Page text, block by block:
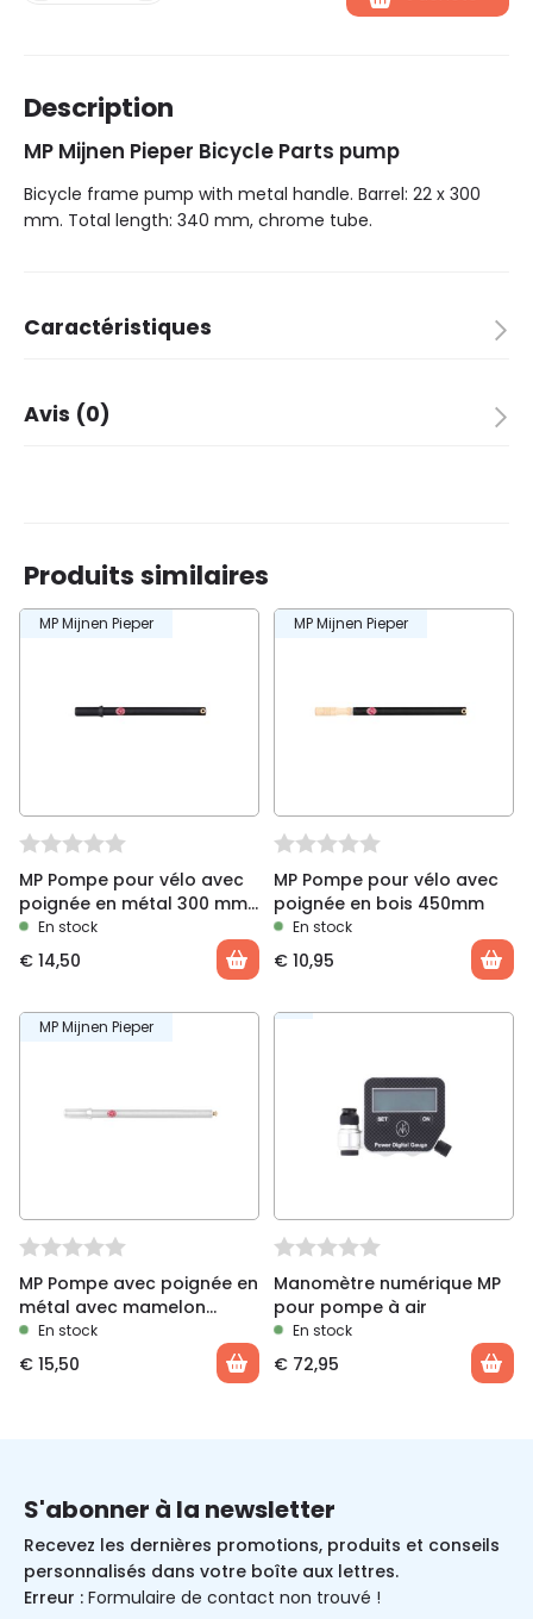
Description
MP Mijnen Pieper Bicycle Parts pump
Bicycle frame pump with metal handle. Barrel: 22 x 300
mm. Total length: 340 mm, chrome tube.
Caractéristiques
Coleur
Avis (0)
Pompe pour vélo avec poignée en métal 300
Produits similaires
MP Mijnen Pieper
MP Pompe pour vélo avec
poignée en métal 300 mm,
noirEn stock
€ 14,50
MP Mijnen Pieper
MP Pompe pour vélo avec
poignée en bois 450mm
En stock
€ 10,95
MP Mijnen Pieper
MP Pompe avec poignée en
métal avec mamelon
oblique, 340 mm
En stock
€ 15,50
Manomètre numérique MP
pour pompe à air
En stock
€ 72,95
S'abonner à la newsletter
Recevez les dernières promotions, produits et conseils
personnalisés dans votre boîte aux lettres.
Erreur : Formulaire de contact non trouvé !